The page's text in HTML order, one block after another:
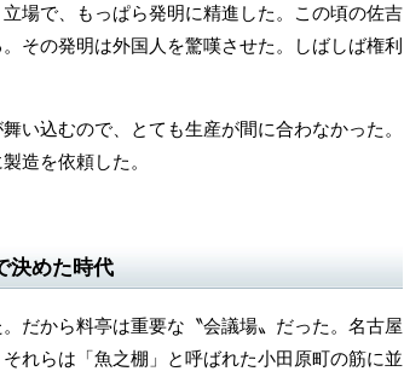
場で、もっぱら発明に精進した。この頃の佐吉
その発明は外国人を驚嘆させた。しばしば権利
い込むので、とても生産が間に合わなかった。
造を依頼した。
決めた時代
だから料亭は重要な〝会議場〟だった。名古屋
れらは「魚之棚」と呼ばれた小田原町の筋に並